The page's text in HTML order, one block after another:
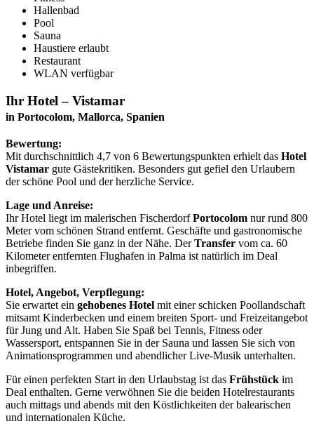
Hallenbad
Pool
Sauna
Haustiere erlaubt
Restaurant
WLAN verfügbar
Ihr Hotel – Vistamar
in Portocolom, Mallorca, Spanien
Bewertung:
Mit durchschnittlich 4,7 von 6 Bewertungspunkten erhielt das Hotel
Vistamar gute Gästekritiken. Besonders gut gefiel den Urlaubern
der schöne Pool und der herzliche Service.
Lage und Anreise:
Ihr Hotel liegt im malerischen FischerdorfPortocolom nur rund 800
Meter vom schönen Strand entfernt. Geschäfte und gastronomische
Betriebe finden Sie ganz in der Nähe. DerTransfer vom ca. 60
Kilometer entfernten Flughafen in Palma ist natürlich im Deal
inbegriffen.
Hotel, Angebot, Verpflegung:
Sie erwartet ein gehobenes Hotel mit einer schicken Poollandschaft
mitsamt Kinderbecken und einem breiten Sport- und Freizeitangebot
für Jung und Alt. Haben Sie Spaß bei Tennis, Fitness oder
Wassersport, entspannen Sie in der Sauna und lassen Sie sich von
Animationsprogrammen und abendlicher Live-Musik unterhalten.
Für einen perfekten Start in den Urlaubstag ist das Frühstück im
Deal enthalten. Gerne verwöhnen Sie die beiden Hotelrestaurants
auch mittags und abends mit den Köstlichkeiten der balearischen
und internationalen Küche.